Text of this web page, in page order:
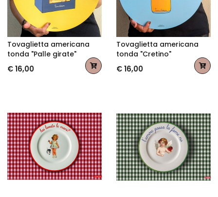
Tovaglietta americana
tonda "Palle girate"
€ 16,00
Tovaglietta americana
tonda "Cretino"
€ 16,00